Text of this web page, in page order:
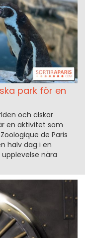
park för en
och älskar
en aktivitet som
de Paris
halv dag i en
nära